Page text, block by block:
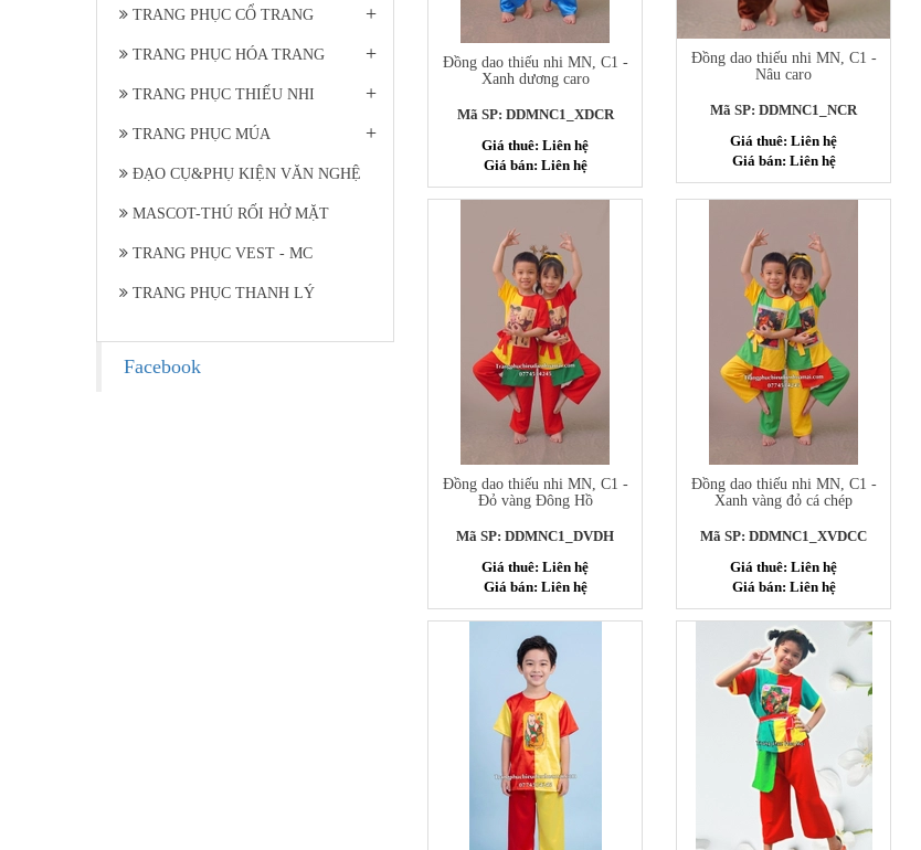
TRANG PHỤC CỔ TRANG +
TRANG PHỤC HÓA TRANG +
TRANG PHỤC THIẾU NHI +
TRANG PHỤC MÚA +
ĐẠO CỤ&PHỤ KIỆN VĂN NGHỆ
MASCOT-THÚ RỐI HỞ MẶT
TRANG PHỤC VEST - MC
TRANG PHỤC THANH LÝ
Facebook
Đồng dao thiếu nhi MN, C1 -
Xanh dương caro
Mã SP: DDMNC1_XDCR
Giá thuê: Liên hệ
Giá bán: Liên hệ
Đồng dao thiếu nhi MN, C1 -
Nâu caro
Mã SP: DDMNC1_NCR
Giá thuê: Liên hệ
Giá bán: Liên hệ
Đồng dao thiếu nhi MN, C1 -
Đỏ vàng Đông Hồ
Mã SP: DDMNC1_DVDH
Giá thuê: Liên hệ
Giá bán: Liên hệ
Đồng dao thiếu nhi MN, C1 -
Xanh vàng đỏ cá chép
Mã SP: DDMNC1_XVDCC
Giá thuê: Liên hệ
Giá bán: Liên hệ